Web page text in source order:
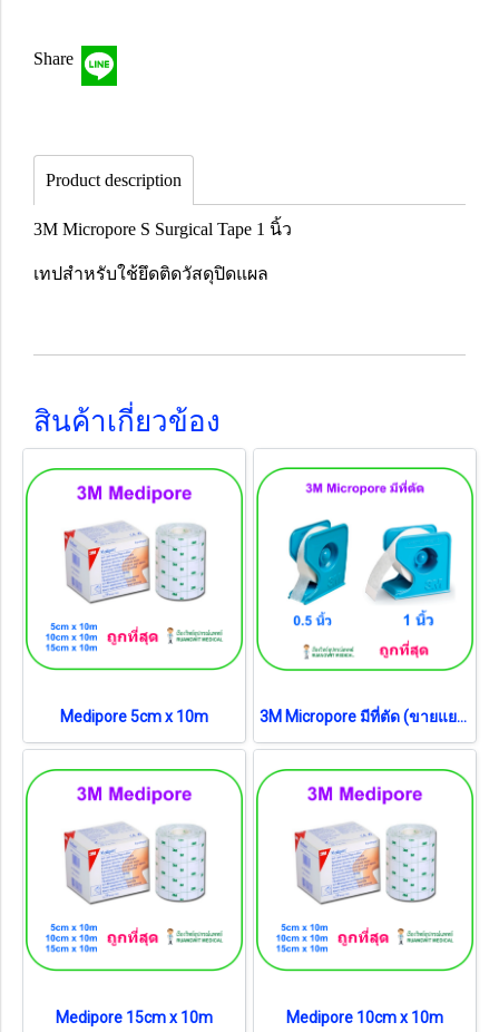
Share
Product description
3M Micropore S Surgical Tape 1 นิ้ว
เทปสำหรับใช้ยึดติดวัสดุปิดแผล
สินค้าเกี่ยวข้อง
Medipore 5cm x 10m 3M Micropore มีที่ตัด (ขายแยก 1 ม้วน)
Medipore 15cm x 10m Medipore 10cm x 10m